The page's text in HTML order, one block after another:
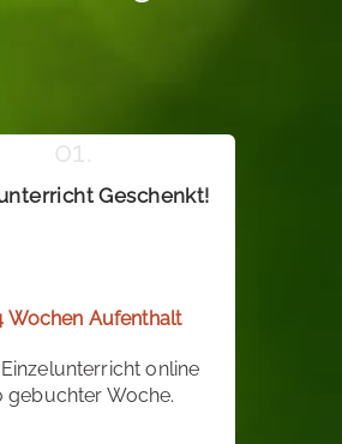
Geschenkt!
Wochen Aufenthalt
Einzelunterricht online
gebuchter Woche.